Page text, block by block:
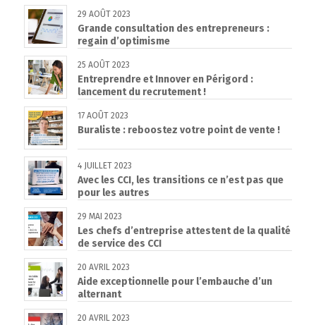
29 AOÛT 2023
Grande consultation des entrepreneurs :
regain d’optimisme
25 AOÛT 2023
Entreprendre et Innover en Périgord :
lancement du recrutement !
17 AOÛT 2023
Buraliste : reboostez votre point de vente !
4 JUILLET 2023
Avec les CCI, les transitions ce n’est pas que
pour les autres
29 MAI 2023
Les chefs d’entreprise attestent de la qualité
de service des CCI
20 AVRIL 2023
Aide exceptionnelle pour l’embauche d’un
alternant
20 AVRIL 2023